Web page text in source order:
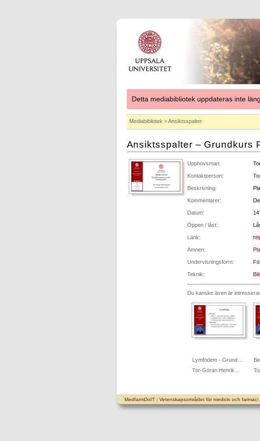
Detta mediabibliotek uppdateras inte
Mediabibliotek > Ansiktsspalter
Ansiktsspalter – Grundkurs
Upphovsman:
Kontaktperson:
Beskrivning:
Kommentarer:
Datum:
Öppen / låst:
Länk:
Ämnen:
Undervisningsform:
Teknik:
Du kanske även är
Lymfödem - Grund…
Tor-Göran Henrik…
MedfarmDoIT| Vetenskapsområdet för medicin och farmaci|